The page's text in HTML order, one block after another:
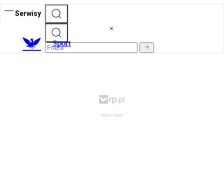
Serwisy
Sport